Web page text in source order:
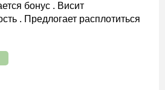
бонус . Висит
. Предлогает расплотиться